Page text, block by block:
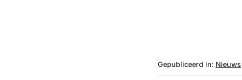
Gepubliceerd in: Nieuws